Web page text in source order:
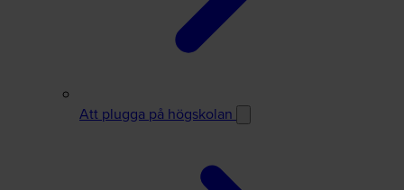
Att plugga på högskolan